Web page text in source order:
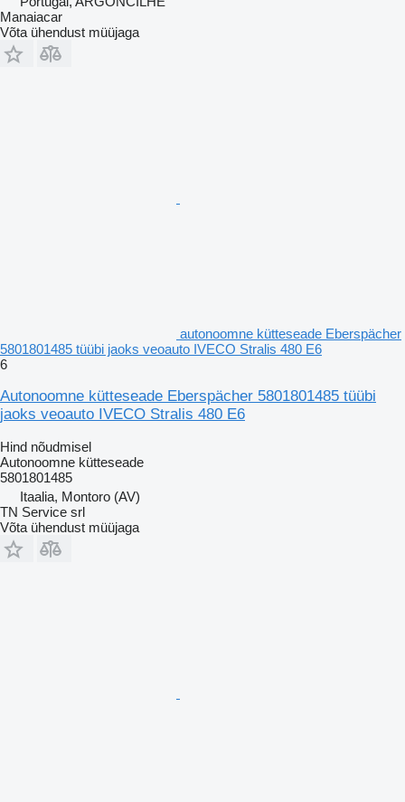
Manaiacar
Võta ühendust müüjaga
autonoomne kütteseade Eberspächer
5801801485 tüübi jaoks veoauto IVECO Stralis 480 E6
6
Autonoomne kütteseade Eberspächer 5801801485 tüübi
jaoks veoauto IVECO Stralis 480 E6
Hind nõudmisel
Autonoomne kütteseade
5801801485
Itaalia, Montoro (AV)
TN Service srl
Võta ühendust müüjaga